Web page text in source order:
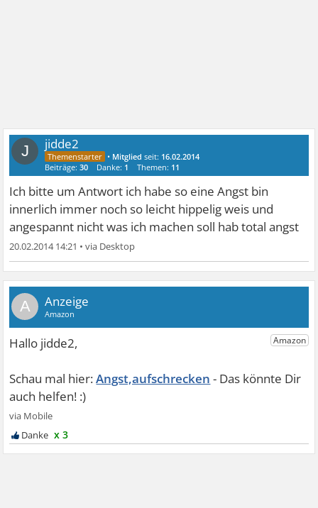
J jidde2
• Mitglied seit: 16.02.2014
Beiträge:30 Danke: 1 Themen: 11
Ich bitte um Antwort ich habe so eine Angst bin
innerlich immer noch so leicht hippelig weis und
angespannt nicht was ich machen soll hab total angst
20.02.2014 14:21 •
A
Angst,aufschrecken
x 3